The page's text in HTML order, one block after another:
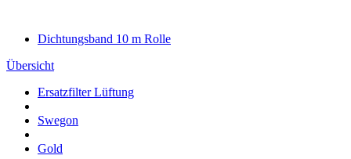
Dichtungsband 10 m Rolle
Übersicht
Ersatzfilter Lüftung
Swegon
Gold